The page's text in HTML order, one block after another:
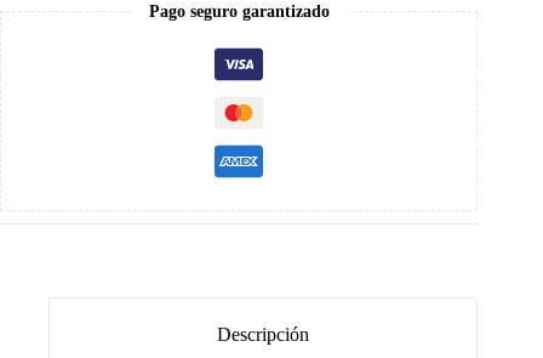
Pago seguro garantizado
Descripción